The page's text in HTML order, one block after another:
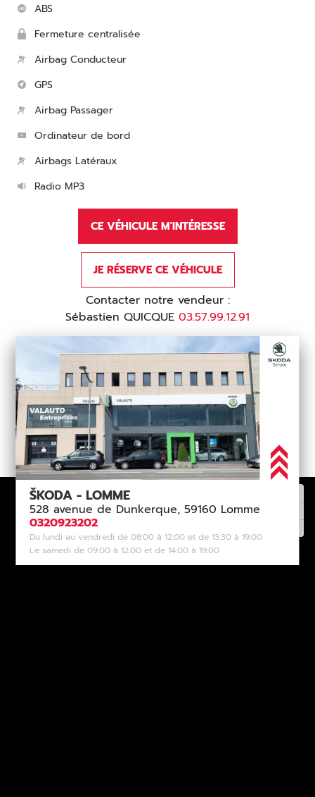
ABS
Fermeture centralisée
Airbag Conducteur
GPS
Airbag Passager
Ordinateur de bord
Airbags Latéraux
Radio MP3
CE VÉHICULE M'INTÉRESSE
JE RÉSERVE CE VÉHICULE
Contacter notre vendeur :
Sébastien QUICQUE 03.57.99.12.91
ŠKODA - LOMME
528 avenue de Dunkerque, 59160 Lomme
0320923202
Du lundi au vendredi de 08:00 à 12:00 et de 13:30 à 19:00
Le samedi de 09:00 à 12:00 et de 14:00 à 19:00